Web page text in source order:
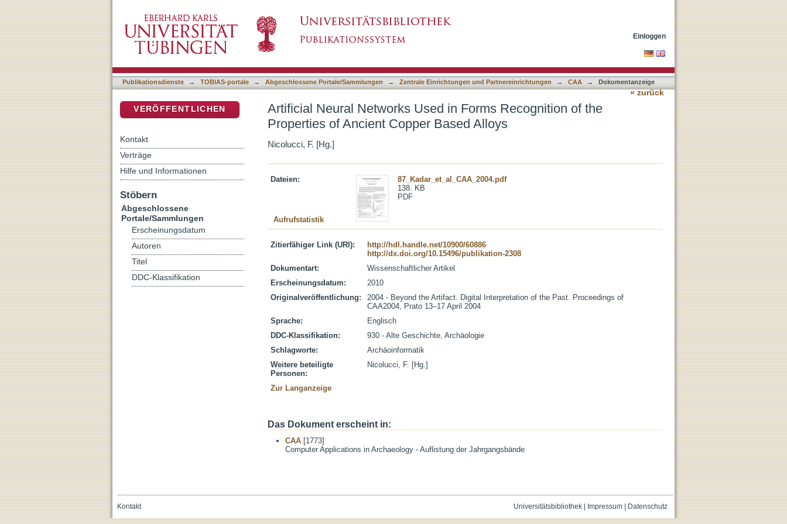
Alloys
Einloggen
Publikationsdienste → TOBIAS-portale → Abgeschlossene Portale/Sammlungen → Zentrale Einrichtungen und Partnereinrichtungen → CAA → Dokumentanzeige
« zurück
Artificial Neural Networks Used in Forms Recognition of the
Properties of Ancient Copper Based Alloys
Nicolucci, F. [Hg.]
Dateien:
87_Kadar_et_al_CAA_2004.pdf
138. KB
PDF
Aufrufstatistik
Zitierfähiger Link (URI):
http://hdl.handle.net/10900/60886
http://dx.doi.org/10.15496/publikation-2308
Dokumentart:
Wissenschaftlicher Artikel
Erscheinungsdatum:
2010
Originalveröffentlichung:
2004 - Beyond the Artifact. Digital Interpretation of the Past. Proceedings of
CAA2004, Prato 13–17 April 2004
Sprache:
Englisch
DDC-Klassifikation:
930 - Alte Geschichte, Archäologie
Schlagworte:
Archäoinformatik
Weitere beteiligte
Personen:
Nicolucci, F. [Hg.]
Zur Langanzeige
Das Dokument erscheint in:
CAA [1773]
Computer Applications in Archaeology - Auflistung der Jahrgangsbände
VERÖFFENTLICHEN
Kontakt
Verträge
Hilfe und Informationen
Stöbern
Abgeschlossene
Portale/Sammlungen
Erscheinungsdatum
Autoren
Titel
DDC-Klassifikation
Universitätsbibliothek| Impressum| Datenschutz
Kontakt